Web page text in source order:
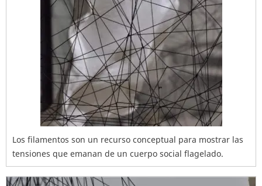
Los filamentos son un recurso conceptual para mostrar las
tensiones que emanan de un cuerpo social flagelado.